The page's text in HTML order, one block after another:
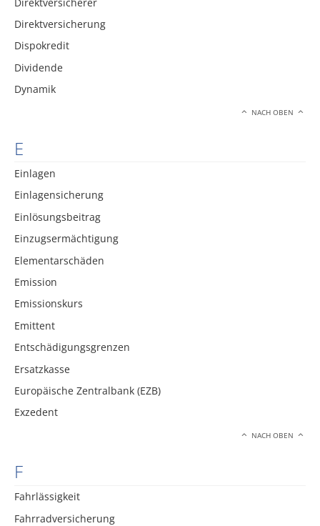
Direktversicherung
Dispokredit
Dividende
Dynamik
NACH OBEN
E
Einlagen
Einlagensicherung
Einlösungsbeitrag
Einzugsermächtigung
Elementarschäden
Emission
Emissionskurs
Emittent
Entschädigungsgrenzen
Ersatzkasse
Europäische Zentralbank (EZB)
Exzedent
NACH OBEN
F
Fahrlässigkeit
Fahrradversicherung